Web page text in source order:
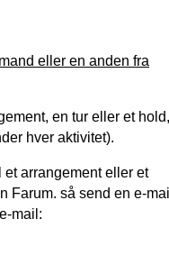
eller en anden fra
en tur eller et
hver aktivitet).
arrangement eller et
Farum. så send en e-
mail: